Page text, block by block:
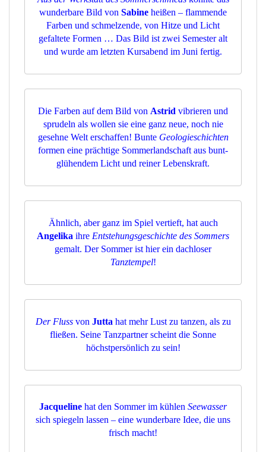
wunderbare Bild von Sabine heißen – flammende
Farben und schmelzende, von Hitze und Licht
gefaltete Formen … Das Bild ist zwei Semester alt
und wurde am letzten Kursabend im Juni fertig.
Die Farben auf dem Bild von Astrid vibrieren und
sprudeln als wollen sie eine ganz neue, noch nie
gesehne Welt erschaffen! Bunte Geologieschichten
formen eine prächtige Sommerlandschaft aus bunt-
glühendem Licht und reiner Lebenskraft.
Ähnlich, aber ganz im Spiel vertieft, hat auch
Angelika ihre Entstehungsgeschichte des Sommers
gemalt. Der Sommer ist hier ein dachloser
Tanztempel!
Der Flussvon Jutta hat mehr Lust zu tanzen, als zu
fließen. Seine Tanzpartner scheint die Sonne
höchstpersönlich zu sein!
Jacqueline hat den Sommer im kühlen Seewasser
sich spiegeln lassen – eine wunderbare Idee, die uns
frisch macht!